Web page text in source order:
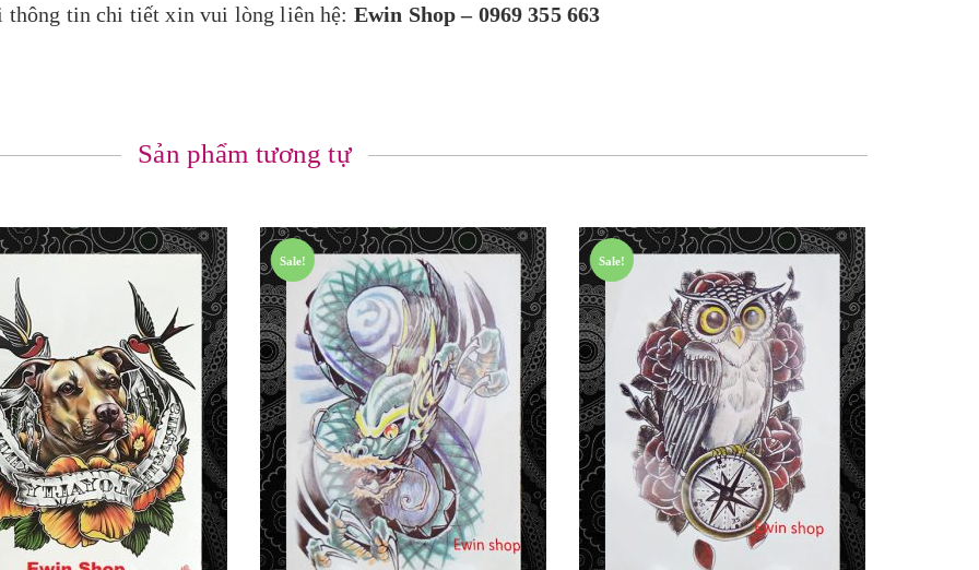
thông tin chi tiết xin vui lòng liên hệ: Ewin Shop – 0969 355 663
Sản phẩm tương tự
Sale! Sale!